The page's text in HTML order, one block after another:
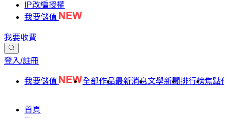
IP改編授權
我要儲值
我要收費
登入/註冊
我要儲值 全部作品最新消息文學新聞排行榜焦點
首頁